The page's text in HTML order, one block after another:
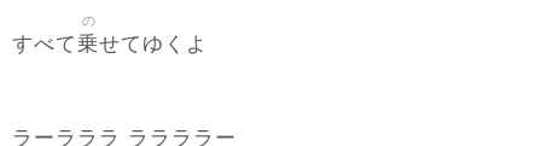
すべて乗
の
せてゆくよ
ラーラララ ララララー